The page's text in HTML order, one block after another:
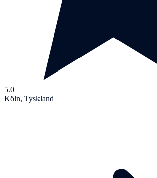
5.0
Köln, Tyskland